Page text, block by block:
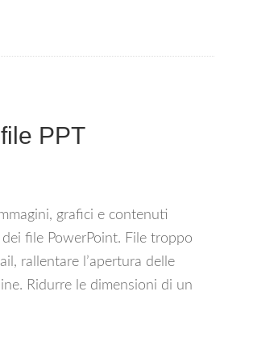
PPT
grafici e contenuti
file PowerPoint. File troppo
rallentare l’apertura delle
Ridurre le dimensioni di un